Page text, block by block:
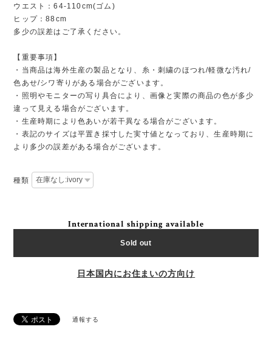
ウエスト：64-110cm(ゴム)
ヒップ：88cm
多少の誤差はご了承ください。
【重要事項】
・当商品は海外生産の製品となり、糸・刺繍のほつれ/軽微な汚れ/
色あせ/シワ寄りがある場合がございます。
・照明やモニターの写り具合により、画像と実際の商品の色が多少
違って見える場合がございます。
・生産時期により色あいが若干異なる場合がございます。
・表記のサイズは平置き採寸した実寸値となっており、生産時期に
より多少の誤差がある場合がございます。
種類
International shipping available
Sold out
日本国内にお住まいの方向け
通報する